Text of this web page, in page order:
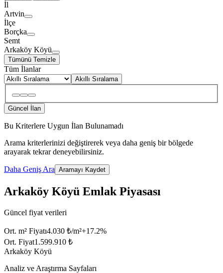
İl
Artvin
İlçe
Borçka
Semt
Arkaköy Köyü
Tümünü Temizle
Tüm İlanlar
Akıllı Sıralama
Güncel İlan
Bu Kriterlere Uygun İlan Bulunamadı
Arama kriterlerinizi değiştirerek veya daha geniş bir bölgede
arayarak tekrar deneyebilirsiniz.
Daha Geniş Ara Aramayı Kaydet
Arkaköy Köyü Emlak Piyasası
Güncel fiyat verileri
Ort. m² Fiyatı4.030 ₺/m²+17.2%
Ort. Fiyat1.599.910 ₺
Arkaköy Köyü
Analiz ve Araştırma Sayfaları